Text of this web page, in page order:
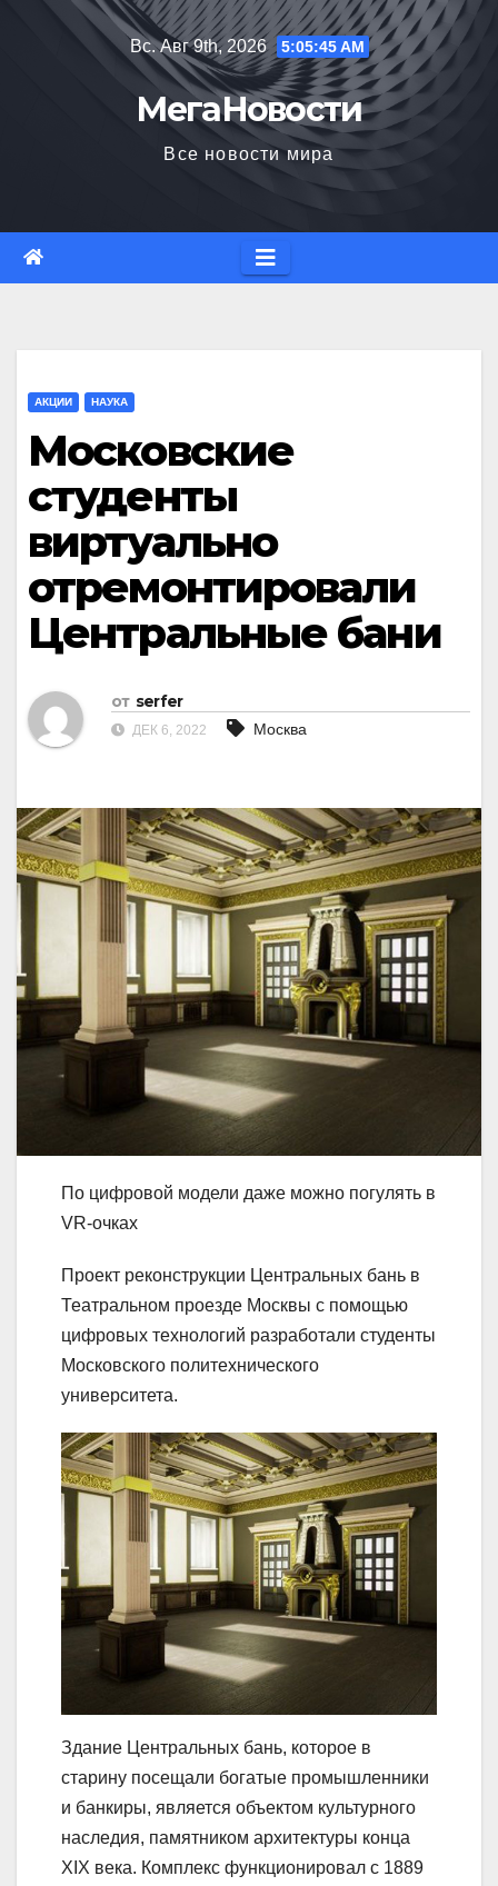
Вс. Авг 9th, 2026 5:05:46 AM
МегаНовости
Все новости мира
АКЦИИ НАУКА
Московские
студенты
виртуально
отремонтировали
Центральные бани
от serfer
ДЕК 6, 2022 Москва
По цифровой модели даже можно погулять в
VR-очках
Проект реконструкции Центральных бань в
Театральном проезде Москвы с помощью
цифровых технологий разработали студенты
Московского политехнического
университета.
Здание Центральных бань, которое в
старину посещали богатые промышленники
и банкиры, является объектом культурного
наследия, памятником архитектуры конца
XIX века. Комплекс функционировал с 1889